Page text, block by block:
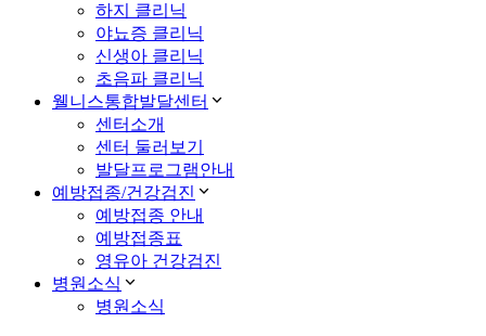
하지 클리닉
야뇨증 클리닉
신생아 클리닉
초음파 클리닉
웰니스통합발달센터
센터소개
센터 둘러보기
발달프로그램안내
예방접종/건강검진
예방접종 안내
예방접종표
영유아 건강검진
병원소식
병원소식